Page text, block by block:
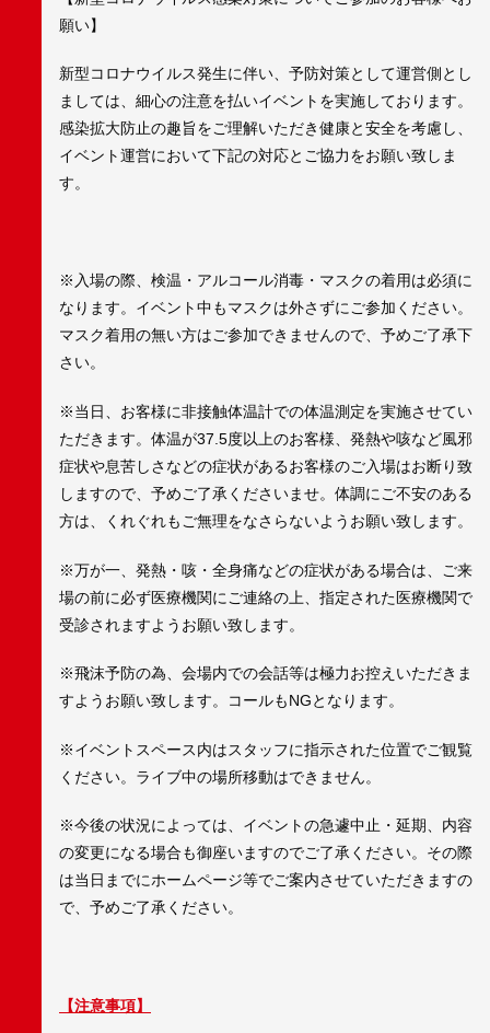
願い】
新型コロナウイルス発生に伴い、予防対策として運営側とし
ましては、細心の注意を払いイベントを実施しております。
感染拡大防止の趣旨をご理解いただき健康と安全を考慮し、
イベント運営において下記の対応とご協力をお願い致しま
す。
※入場の際、検温・アルコール消毒・マスクの着用は必須に
なります。イベント中もマスクは外さずにご参加ください。
マスク着用の無い方はご参加できませんので、予めご了承下
さい。
※当日、お客様に非接触体温計での体温測定を実施させてい
ただきます。体温が37.5度以上のお客様、発熱や咳など風邪
症状や息苦しさなどの症状があるお客様のご入場はお断り致
しますので、予めご了承くださいませ。体調にご不安のある
方は、くれぐれもご無理をなさらないようお願い致します。
※万が一、発熱・咳・全身痛などの症状がある場合は、ご来
場の前に必ず医療機関にご連絡の上、指定された医療機関で
受診されますようお願い致します。
※飛沫予防の為、会場内での会話等は極力お控えいただきま
すようお願い致します。コールもNGとなります。
※イベントスペース内はスタッフに指示された位置でご観覧
ください。ライブ中の場所移動はできません。
※今後の状況によっては、イベントの急遽中止・延期、内容
の変更になる場合も御座いますのでご了承ください。その際
は当日までにホームページ等でご案内させていただきますの
で、予めご了承ください。
【注意事項】